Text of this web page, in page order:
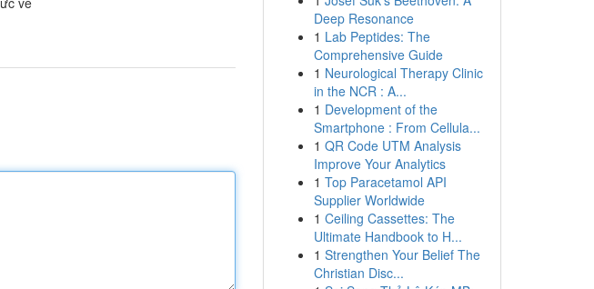
Deep Resonance
1 Lab Peptides: The
Comprehensive Guide
1 Neurological Therapy Clinic
in the NCR : A...
1 Development of the
Smartphone : From Cellula...
1 QR Code UTM Analysis
Improve Your Analytics
1 Top Paracetamol API
Supplier Worldwide
1 Ceiling Cassettes: The
Ultimate Handbook to H...
1 Strengthen Your Belief The
Christian Disc...